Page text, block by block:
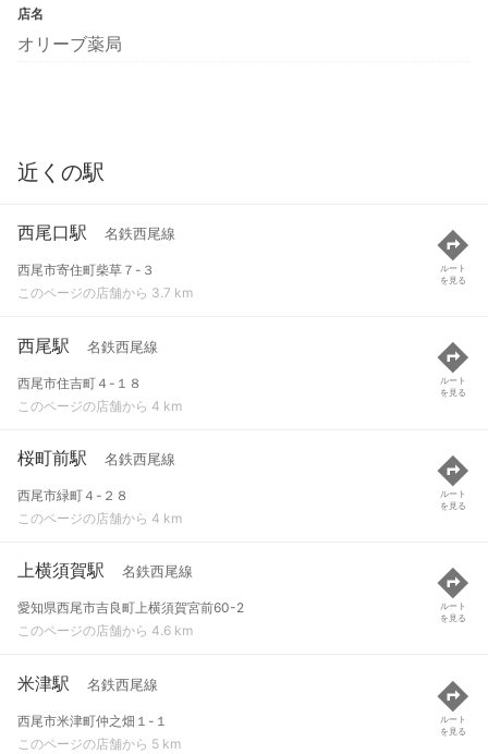
店名
オリーブ薬局
近くの駅
西尾口駅 名鉄西尾線
西尾市寄住町柴草７-３
このページの店舗から 3.7 km
ルート
を見る
西尾駅 名鉄西尾線
西尾市住吉町４-１８
このページの店舗から 4 km
ルート
を見る
桜町前駅 名鉄西尾線
西尾市緑町４-２８
このページの店舗から 4 km
ルート
を見る
上横須賀駅 名鉄西尾線
愛知県西尾市吉良町上横須賀宮前60-2
このページの店舗から 4.6 km
ルート
を見る
米津駅 名鉄西尾線
西尾市米津町仲之畑１-１
このページの店舗から 5 km
ルート
を見る